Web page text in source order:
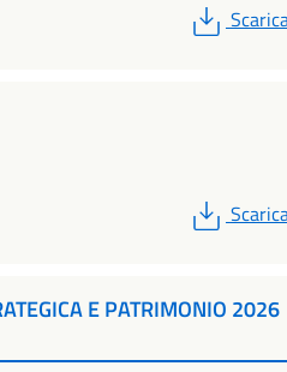
PDF
PDF
E PATRIMONIO 2026